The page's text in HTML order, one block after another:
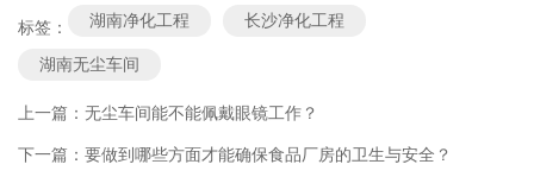
标签： 湖南净化工程 长沙净化工程
湖南无尘车间
上一篇： 无尘车间能不能佩戴眼镜工作？
下一篇： 要做到哪些方面才能确保食品厂房的卫生与安全？